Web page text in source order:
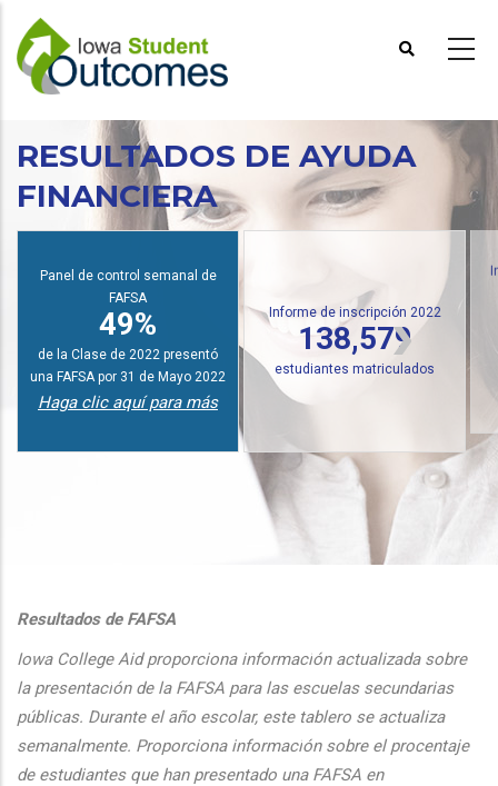
Pasar
contenido
principal
RESULTADOS DE AYUDA
FINANCIERA
Panel de control semanal de
FAFSA
49%
de la Clase de 2022 presentó
una FAFSA por 31 de Mayo 2022
Haga clic aquí para más
Informe de inscripción 2022
138,579
estudiantes matriculados
Resultados de FAFSA
Iowa College Aid proporciona información actualizada sobre
la presentación de la FAFSA para las escuelas secundarias
públicas. Durante el año escolar, este tablero se actualiza
semanalmente. Proporciona información sobre el procentaje
de estudiantes que han presentado una FAFSA en